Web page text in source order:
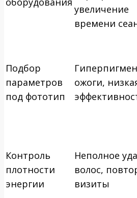
увеличение
времени
Подбор
параметров
под фототип
ожоги,
Контроль
плотности
энергии
Неполное
волос,
визиты